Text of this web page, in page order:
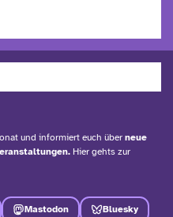
und informiert euch über neue
Hier gehts zur
Mastodon Bluesky